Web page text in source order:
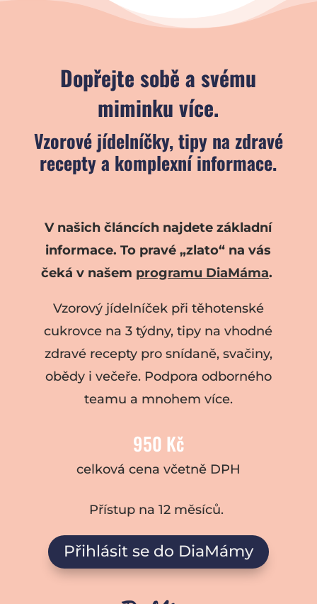
Dopřejte sobě a svému
miminku více.
Vzorové jídelníčky, tipy na zdravé
recepty a komplexní informace.
V našich článcích najdete základní
informace. To pravé „zlato“ na vás
čeká v našem programu DiaMáma.
Vzorový jídelníček při těhotenské
cukrovce na 3 týdny, tipy na vhodné
zdravé recepty pro snídaně, svačiny,
obědy i večeře. Podpora odborného
teamu a mnohem více.
950 Kč
celková cena včetně DPH
Přístup na 12 měsíců.
Přihlásit se do DiaMámy